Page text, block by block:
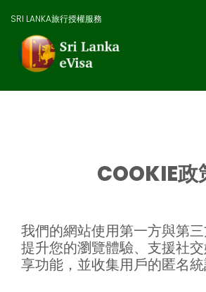
SRI LANKA旅行授權服務
COOKIE政
我們的網站使用第一方與第
提升您的瀏覽體驗、支援社
享功能，並收集用戶的匿名統